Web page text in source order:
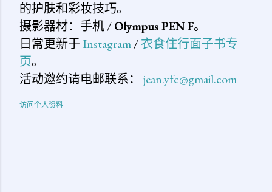
的护肤和彩妆技巧。
摄影器材：手机 /Olympus PEN F。
日常更新于 Instagram/衣食住行面子书专
页。
活动邀约请电邮联系： jean.yfc@gmail.com
访问个人资料